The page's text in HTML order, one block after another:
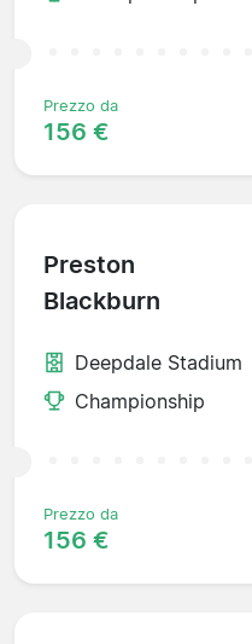
Prezzo da
156 €
Preston
Blackburn
Deepdale Stadium
Championship
Prezzo da
156 €